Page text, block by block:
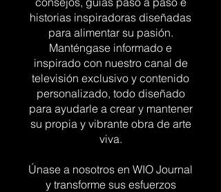
historias inspiradoras diseñadas
para alimentar su pasión.
Manténgase informado e
inspirado con nuestro canal de
televisión exclusivo y contenido
personalizado, todo diseñado
para ayudarle a crear y mantener
su propia y vibrante obra de arte
viva.
Únase a nosotros en WIO Journal
y transforme sus esfuerzos